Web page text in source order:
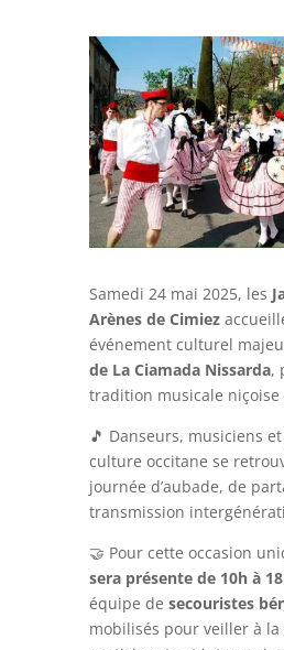
Samedi 24 mai 2025, les
Arènes de Cimiez
événement culturel
de La Ciamada Nissarda,
tradition musicale niçoise
🎵 Danseurs, musiciens
culture occitane se
journée d’aubade, de
transmission
🤝 Pour cette occasion
sera présente de 10h à
équipe de secouristes
mobilisés pour veiller à la